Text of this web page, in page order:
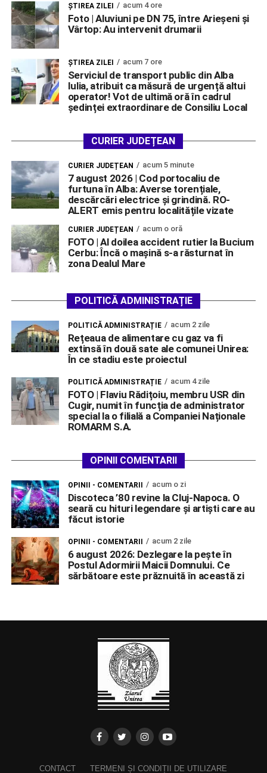
ŞTIREA ZILEI acum 4 ore
Foto | Aluviuni pe DN 75, între Arieșeni și
Vârtop: Au intervenit drumarii
ŞTIREA ZILEI acum 7 ore
Serviciul de transport public din Alba
Iulia, atribuit ca măsură de urgență altui
operator! Vot de ultimă oră în cadrul
ședinței extraordinare de Consiliu Local
CURIER JUDEȚEAN
CURIER JUDEȚEAN acum 5 minute
7 august 2026 | Cod portocaliu de
furtuna în Alba: Averse torențiale,
descărcări electrice și grindină. RO-
ALERT emis pentru localitățile vizate
CURIER JUDEȚEAN acum o oră
FOTO | Al doilea accident rutier la Bucium
Cerbu: Încă o mașină s-a răsturnat în
zona Dealul Mare
POLITICĂ ADMINISTRAȚIE
POLITICĂ ADMINISTRAȚIE acum 2 zile
Rețeaua de alimentare cu gaz va fi
extinsă în două sate ale comunei Unirea:
În ce stadiu este proiectul
POLITICĂ ADMINISTRAȚIE acum 4 zile
FOTO | Flaviu Rădițoiu, membru USR din
Cugir, numit în funcția de administrator
special la o filială a Companiei Naționale
ROMARM S.A.
OPINII COMENTARII
OPINII - COMENTARII acum o zi
Discoteca ’80 revine la Cluj-Napoca. O
seară cu hituri legendare și artiști care au
făcut istorie
OPINII - COMENTARII acum 2 zile
6 august 2026: Dezlegare la pește în
Postul Adormirii Maicii Domnului. Ce
sărbătoare este prăznuită în această zi
CONTACT TERMENI ȘI CONDIȚII DE UTILIZARE